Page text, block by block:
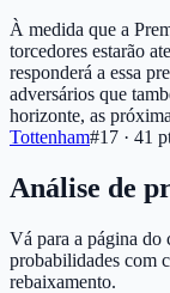
À medida que a
torcedores estarão
responderá a essa
adversários que
horizonte, as
Tottenham#17 · 41
Análise de
Vá para a página do
probabilidades com
rebaixamento.